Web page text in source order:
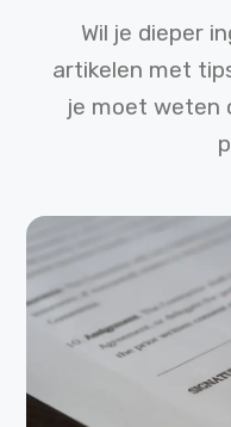
Wil je dieper
artikelen met
je moet weten